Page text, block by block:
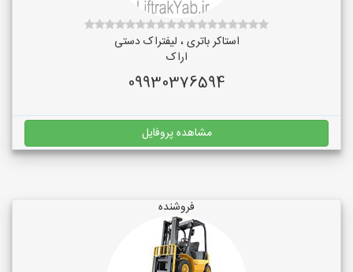
استاکر باتری ، لیفتراک دستی
اراک
09930376594
مشاهده پروفایل
فروشنده